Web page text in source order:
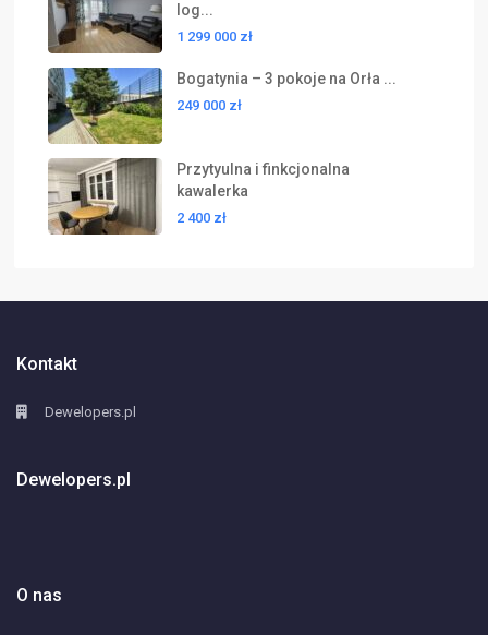
log...
1 299 000 zł
Bogatynia – 3 pokoje na Orła ...
249 000 zł
Przytyulna i finkcjonalna
kawalerka
2 400 zł
Kontakt
Dewelopers.pl
Dewelopers.pl
O nas